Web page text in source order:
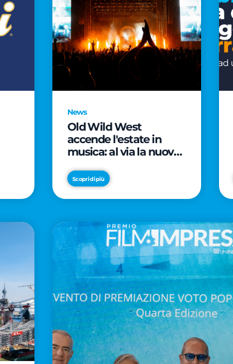
News
Old Wild West
accende l'estate in
musica: al via la nuova
e le prestigiose
partnership con Radio
Italia e Live Nation
Scopri di più